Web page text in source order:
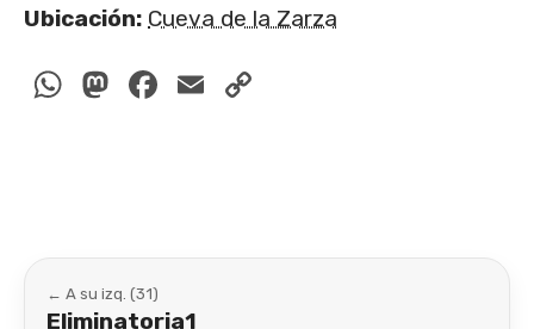
Ubicación: Cueva de la Zarza
WhatsApp
Mastodon
Facebook
Email
← A su izq. (31)
Eliminatoria1